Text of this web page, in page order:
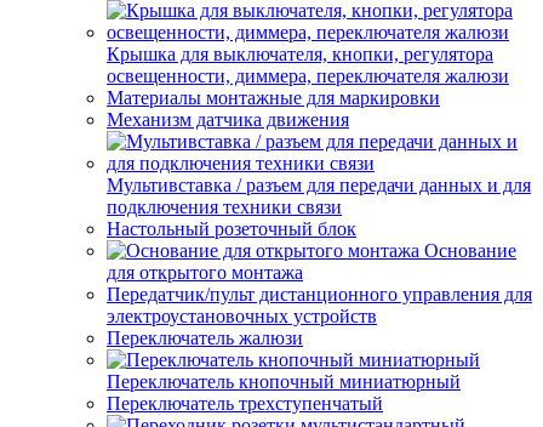
Крышка для выключателя, кнопки, регулятора
освещенности, диммера, переключателя жалюзи
Материалы монтажные для маркировки
Механизм датчика движения
Мультивставка / разъем для передачи данных и для
подключения техники связи
Настольный розеточный блок
Основание
для открытого монтажа
Передатчик/пульт дистанционного управления для
электроустановочных устройств
Переключатель жалюзи
Переключатель кнопочный миниатюрный
Переключатель трехступенчатый